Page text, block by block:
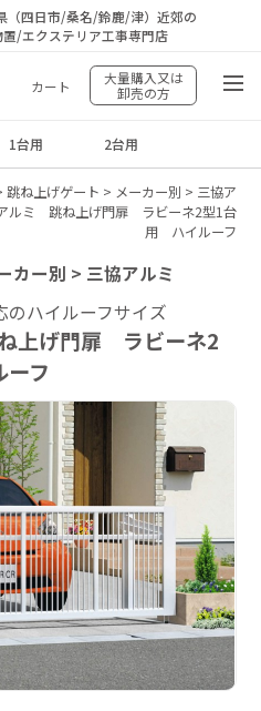
（四日市/桑名/鈴鹿/津）近郊の
/エクステリア工事専門店
カート
大量購入又は
卸売の方
1台用 2台用
跳ね上げゲート > メーカー別 > 三協ア
ルミ 跳ね上げ門扉 ラビーネ2型1台
用 ハイルーフ
カー別 > 三協アルミ
のハイルーフサイズ
上げ門扉 ラビーネ2
フ